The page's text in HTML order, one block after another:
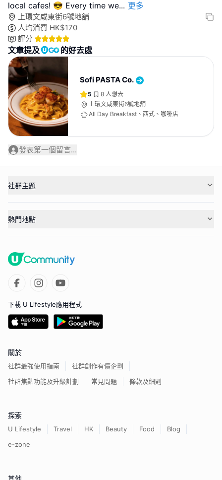
local cafes! 😎 Every time we... 更多
上環文咸東街6號地舖
人均消費 HK$170
評分
文章提及 的好去處
Sofi PASTA Co.
5 8 人想去
上環文咸東街6號地舖
All Day Breakfast、西式、咖啡店
發表第一個留言...
社群主題
熱門地點
下載 U Lifestyle應用程式
關於
社群最強使用指南
社群創作有價企劃
社群焦點功能及升級計劃
常見問題 條款及細則
探索
U Lifestyle Travel HK Beauty Food
Blog
e-zone
其他